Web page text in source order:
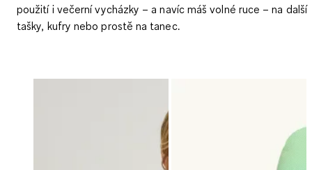
použití i večerní vycházky – a navíc máš volné ruce – na další
tašky, kufry nebo prostě na tanec.